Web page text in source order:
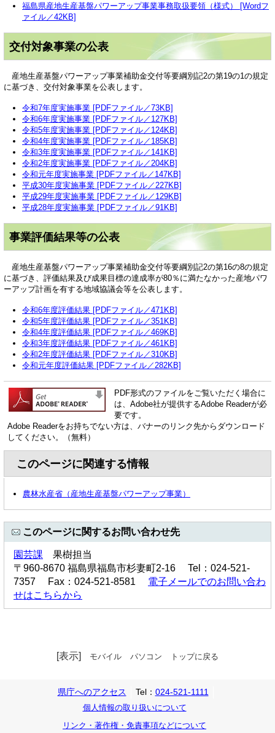
福島県産地生産基盤パワーアップ事業事務取扱要領（様式） [Wordフ
ァイル／42KB]
交付対象事業の公表
産地生産基盤パワーアップ事業補助金交付等要綱別記2の第19の1の規定
に基づき、交付対象事業を公表します。
令和7年度実施事業 [PDFファイル／73KB]
令和6年度実施事業 [PDFファイル／127KB]
令和5年度実施事業 [PDFファイル／124KB]
令和4年度実施事業 [PDFファイル／185KB]
令和3年度実施事業 [PDFファイル／141KB]
令和2年度実施事業 [PDFファイル／204KB]
令和元年度実施事業 [PDFファイル／147KB]
平成30年度実施事業 [PDFファイル／227KB]
平成29年度実施事業 [PDFファイル／129KB]
平成28年度実施事業 [PDFファイル／91KB]
事業評価結果等の公表
産地生産基盤パワーアップ事業補助金交付等要綱別記2の第16の8の規定
に基づき、評価結果及び成果目標の達成率が80％に満たなかった産地パワ
ーアップ計画を有する地域協議会等を公表します。
令和6年度評価結果 [PDFファイル／471KB]
令和5年度評価結果 [PDFファイル／351KB]
令和4年度評価結果 [PDFファイル／469KB]
令和3年度評価結果 [PDFファイル／461KB]
令和2年度評価結果 [PDFファイル／310KB]
令和元年度評価結果 [PDFファイル／282KB]
PDF形式のファイルをご覧いただく場合に
は、Adobe社が提供するAdobe Readerが必
要です。
Adobe Readerをお持ちでない方は、バナーのリンク先からダウンロード
してください。（無料）
このページに関連する情報
農林水産省（産地生産基盤パワーアップ事業）
このページに関するお問い合わせ先
園芸課 果樹担当
〒960-8670 福島県福島市杉妻町2-16 Tel：024-521-
7357 Fax：024-521-8581 電子メールでのお問い合わ
せはこちらから
[表示] モバイル パソコン トップに戻る
県庁へのアクセス Tel： 024-521-1111
個人情報の取り扱いについて
リンク・著作権・免責事項などについて